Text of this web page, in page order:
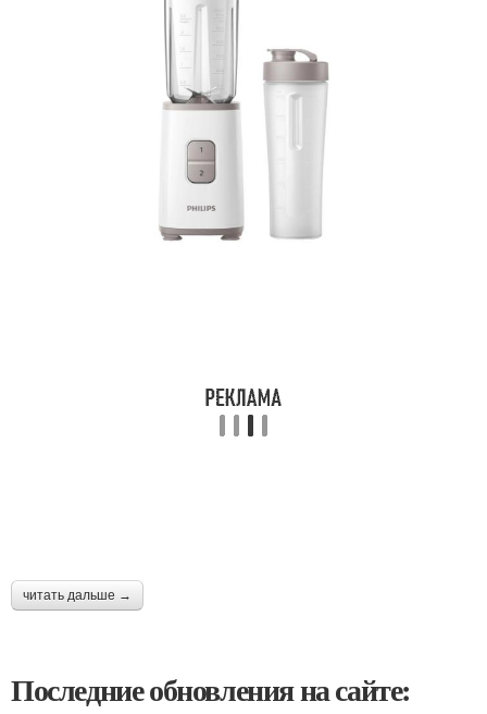
читать дальше →
Последние обновления на сайте: